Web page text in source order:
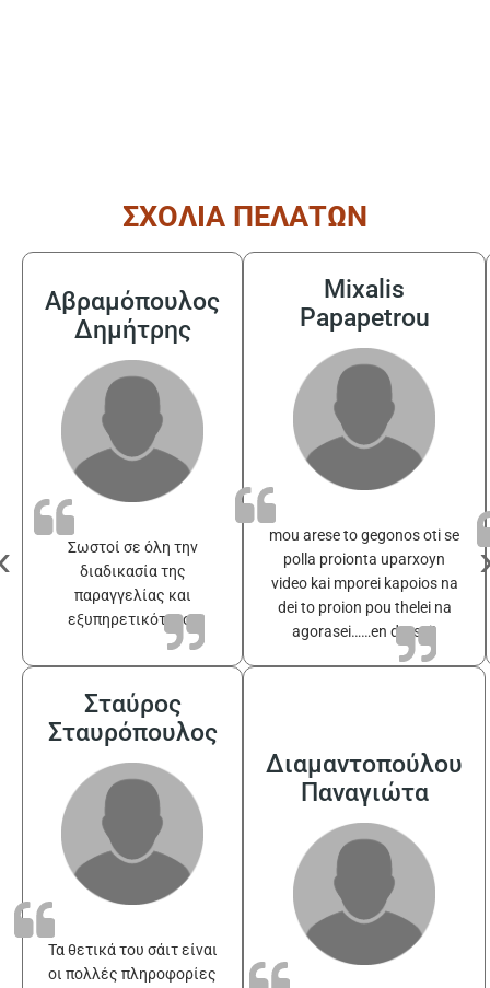
ΣΧΟΛΙΑ ΠΕΛΑΤΩΝ
Αβραμόπουλος
Δημήτρης
Σωστοί σε όλη την
διαδικασία της
παραγγελίας και
εξυπηρετικότατοι
Mixalis
Papapetrou
mou arese to gegonos oti se
polla proionta uparxoyn
video kai mporei kapoios na
dei to proion pou thelei na
agorasei……en drasei!
Σταύρος
Σταυρόπουλος
Τα θετικά του σάιτ είναι
οι πολλές πληροφορίες
Διαμαντοπούλου
Παναγιώτα